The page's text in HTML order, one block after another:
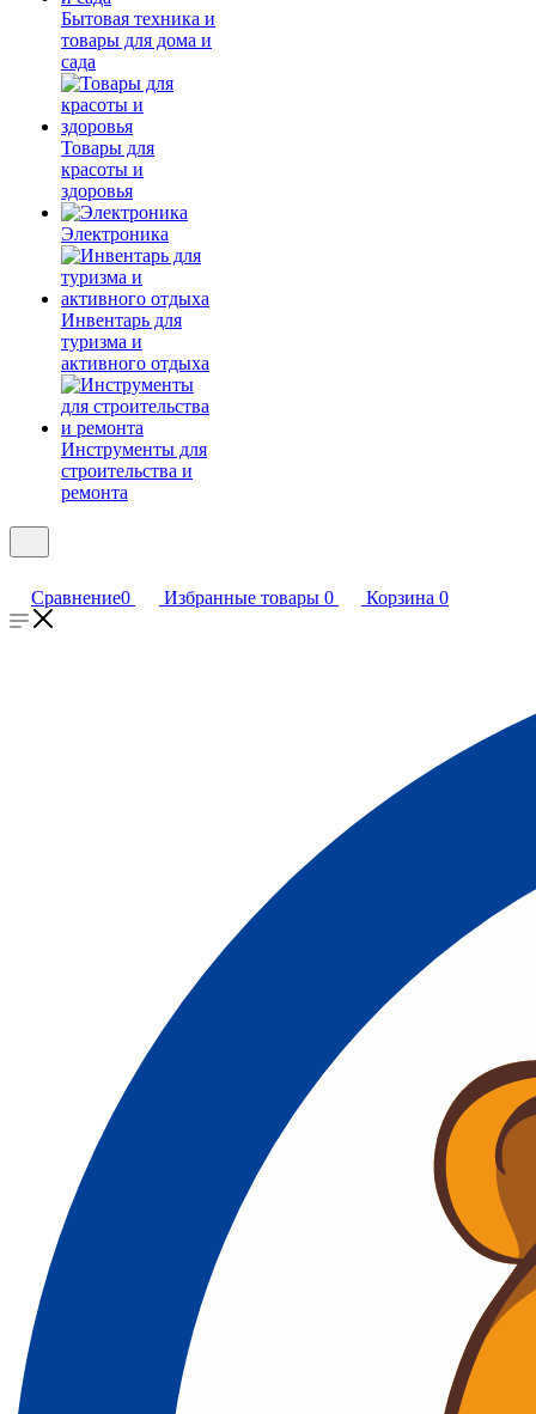
Бытовая техника и
товары для дома и
сада
Товары для
красоты и
здоровья
Электроника
Инвентарь для
туризма и
активного отдыха
Инструменты для
строительства и
ремонта
Сравнение0 Избранные товары 0 Корзина 0